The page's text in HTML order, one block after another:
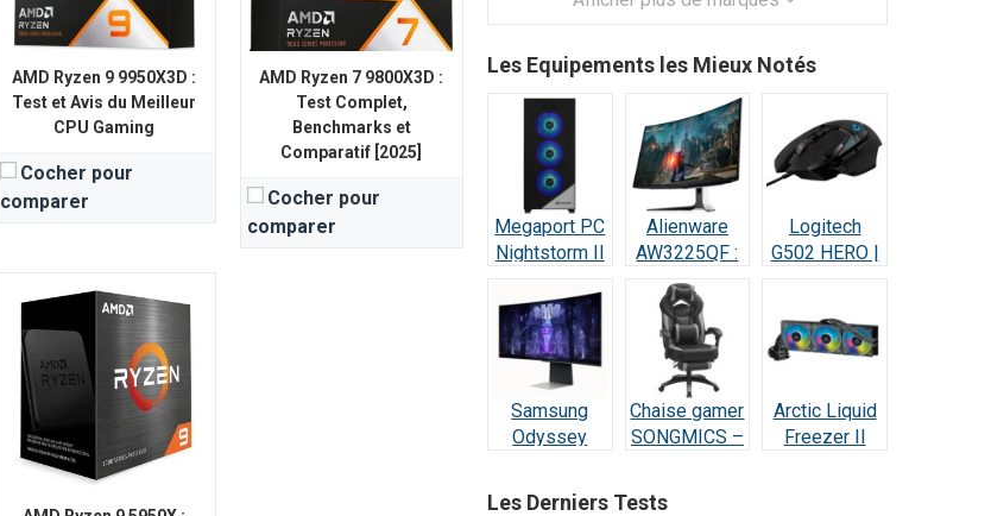
AMD Ryzen 9 9950X3D :
Test et Avis du Meilleur
CPU Gaming
Cocher pour
comparer
AMD Ryzen 7 9800X3D :
Test Complet,
Benchmarks et
Comparatif [2025]
Cocher pour
comparer
View Details →
Les Equipements les Mieux Notés
Megaport PC
Nightstorm II
Test et Avis
Alienware
AW3225QF :
Test Écran
Gaming QD-
OLED 4K
240Hz
Logitech
G502 HERO |
des Gamers
Samsung
Odyssey
Écran Ultra-
Chaise gamer
SONGMICS –
Arctic Liquid
Freezer II
Les Derniers Tests